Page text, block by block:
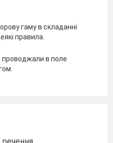
гаму в складанні
правила.
проводжали в поле
речення